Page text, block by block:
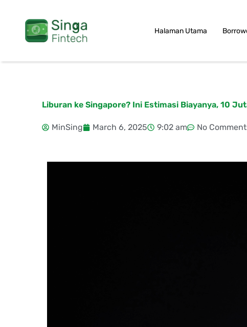
content
Halaman Utama
Liburan ke Singapore? Ini Estimasi Biayanya, 10
MinSing March 6, 2025 9:02 am No